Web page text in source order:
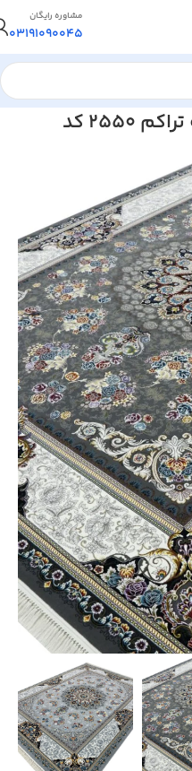
مشاوره رایگان
03191090045
فرش طرح پناه 700 شانه تراکم 2550 کد